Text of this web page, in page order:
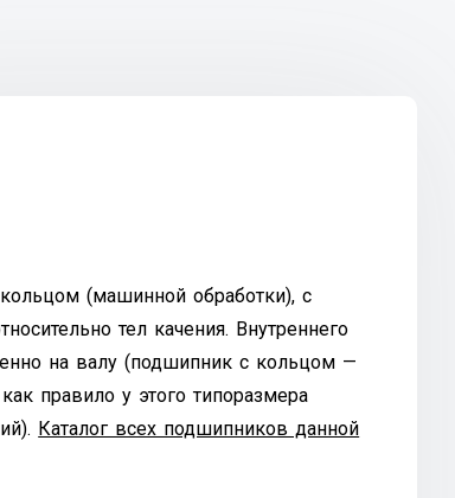
(машинной обработки), с
тел качения. Внутреннего
на валу (подшипник с кольцом —
правило у этого типоразмера
Каталог всех подшипников данной